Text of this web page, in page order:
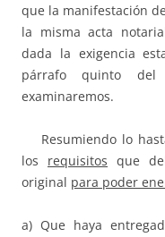
que la manifestación
la misma acta
dada la exigencia
párrafo quinto del
examinaremos.
Resumiendo lo
los requisitos que
original para poder
a) Que haya